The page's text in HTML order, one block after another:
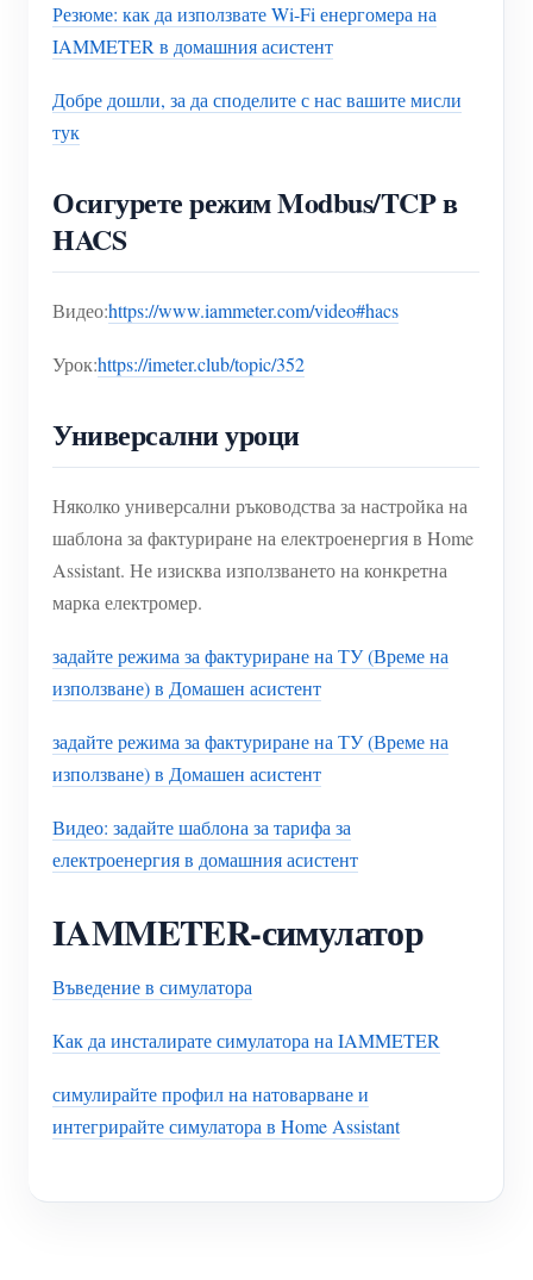
Резюме: как да използвате Wi-Fi енергомера на
IAMMETER в домашния асистент
Добре дошли, за да споделите с нас вашите мисли
тук
Осигурете режим Modbus/TCP в
HACS
Видео:https://www.iammeter.com/video#hacs
Урок:https://imeter.club/topic/352
Универсални уроци
Няколко универсални ръководства за настройка на
шаблона за фактуриране на електроенергия в Home
Assistant. Не изисква използването на конкретна
марка електромер.
задайте режима за фактуриране на ТУ (Време на
използване) в Домашен асистент
задайте режима за фактуриране на ТУ (Време на
използване) в Домашен асистент
Видео: задайте шаблона за тарифа за
електроенергия в домашния асистент
IAMMETER-симулатор
Въведение в симулатора
Как да инсталирате симулатора на IAMMETER
симулирайте профил на натоварване и
интегрирайте симулатора в Home Assistant